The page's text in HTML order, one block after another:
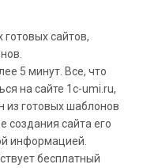
сайтов,
5 минут. Все, что
на сайте 1c-umi.ru,
из готовых шаблонов
создания сайта его
информацией.
бесплатный